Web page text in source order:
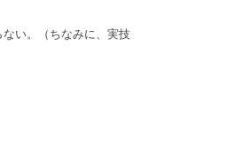
い。（ちなみに、実技